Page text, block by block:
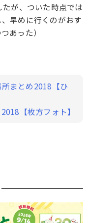
が、ついた時点では
早めに行くのがおす
あった）
まとめ2018【ひ
【枚方フォト】